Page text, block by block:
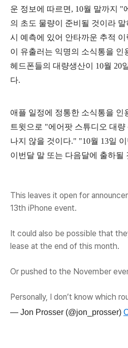
운 정보에 따르면, 10월 말까지 "
의 초도 물량이 준비될 것이라 말
시 예측에 있어 안타까운 추적
이 유출러는 익명의 소식통을 인
헤드폰들의 대량생산이 10월 20
다.
애플 일정에 정통한 소식통을 인
트윗으로 "에어팟 스튜디오 대량
나지 않을 것이다." "10월 13일
이번달 말 또는 다음달에 출하될
This leaves it open for
13th iPhone event.
It could also be possible that
lease at the end of this month.
Or pushed to the November
Personally, I don’t know which
— Jon Prosser (@jon_prosser)